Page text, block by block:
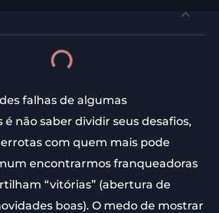
falhas de algumas
não saber dividir seus desafios,
com quem mais pode
encontrarmos franqueadoras
“vitórias” (abertura de
boas). O medo de mostrar